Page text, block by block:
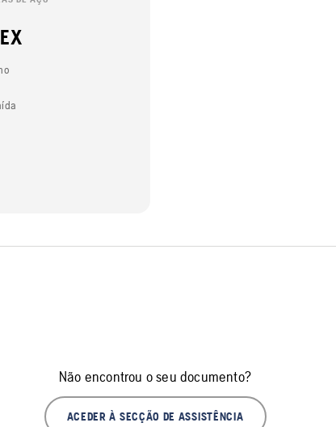
Não encontrou o seu documento?
ACEDER À SECÇÃO DE ASSISTÊNCIA